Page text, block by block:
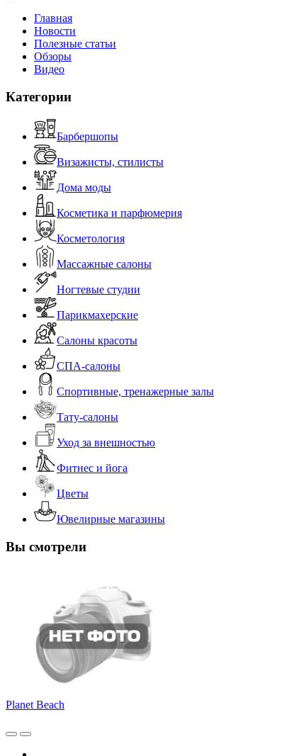
Главная
Новости
Полезные статьи
Обзоры
Видео
Категории
Барбершопы
Визажисты, стилисты
Дома моды
Косметика и парфюмерия
Косметология
Массажные салоны
Ногтевые студии
Парикмахерские
Салоны красоты
СПА-салоны
Спортивные, тренажерные залы
Тату-салоны
Уход за внешностью
Фитнес и йога
Цветы
Ювелирные магазины
Вы смотрели
Planet Beach